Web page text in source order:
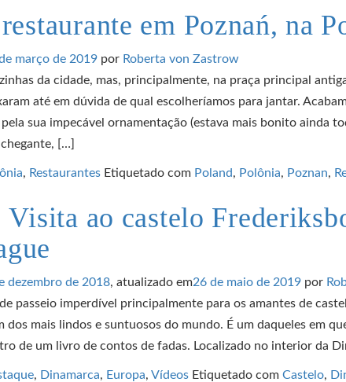
em Poznań, na
março de 2019 por Roberta von Zastrow
da cidade, mas, principalmente, na praça principal
até em dúvida de qual escolheríamos para jantar.
pela sua impecável ornamentação (estava mais bonito ainda
[…]
, Restaurantes Etiquetado com Poland, Polônia, Poznan,
ao castelo
dezembro de 2018, atualizado em26 de maio de 2019 por
passeio imperdível principalmente para os amantes de
dos mais lindos e suntuosos do mundo. É um daqueles em
de um livro de contos de fadas. Localizado no interior da
, Dinamarca, Europa, Vídeos Etiquetado com Castelo,